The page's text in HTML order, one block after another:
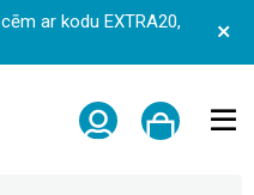
ar kodu EXTRA20,